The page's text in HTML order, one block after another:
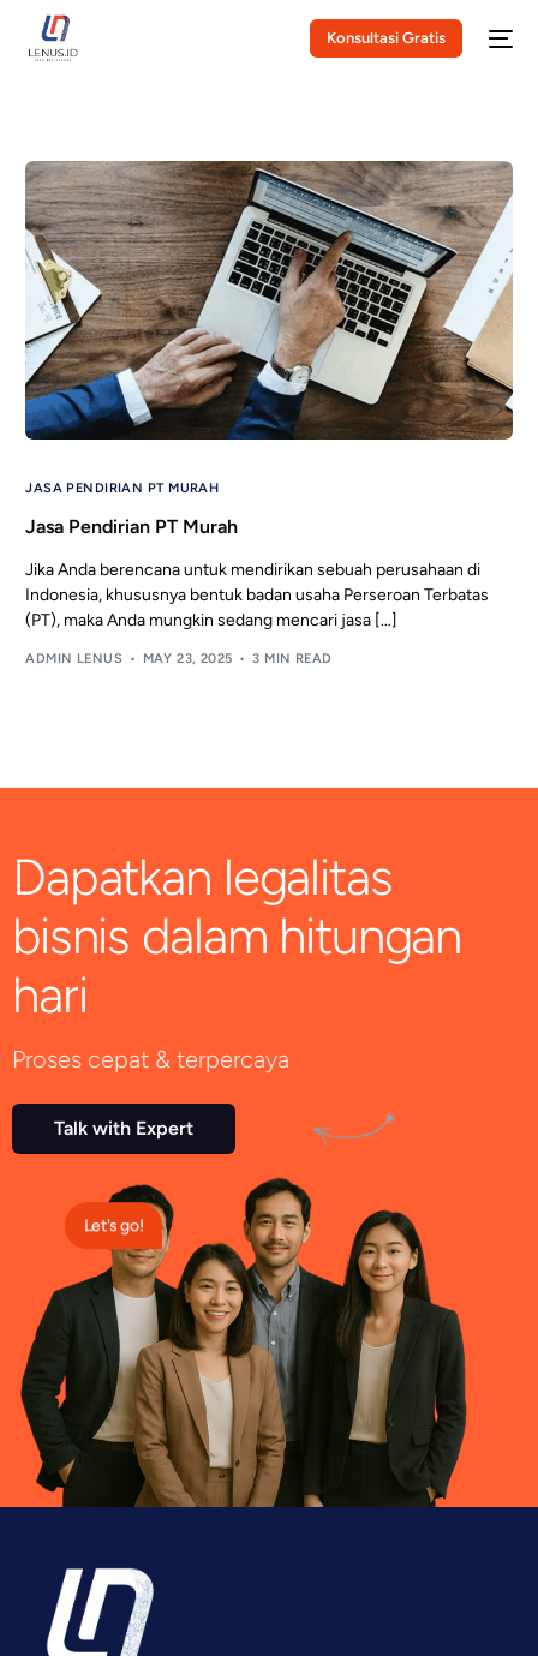
Konsultasi Gratis
JASA PENDIRIAN PT MURAH
Jasa Pendirian PT Murah
Jika Anda berencana untuk mendirikan sebuah perusahaan di
Indonesia, khususnya bentuk badan usaha Perseroan Terbatas
(PT), maka Anda mungkin sedang mencari jasa […]
ADMIN LENUS MAY 23, 2025 3 MIN READ
Dapatkan legalitas
bisnis dalam hitungan
hari
Proses cepat & terpercaya
Talk with Expert
Let's go!